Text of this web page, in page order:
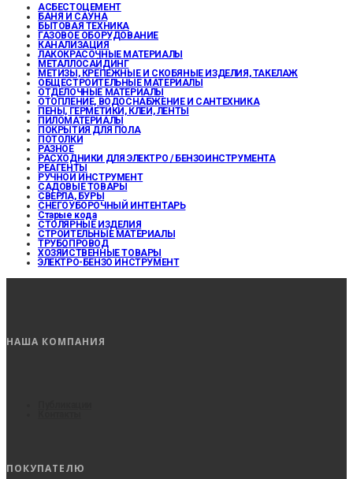
АСБЕСТОЦЕМЕНТ
БАНЯ И САУНА
БЫТОВАЯ ТЕХНИКА
ГАЗОВОЕ ОБОРУДОВАНИЕ
КАНАЛИЗАЦИЯ
ЛАКОКРАСОЧНЫЕ МАТЕРИАЛЫ
МЕТАЛЛОСАЙДИНГ
МЕТИЗЫ, КРЕПЕЖНЫЕ И СКОБЯНЫЕ ИЗДЕЛИЯ, ТАКЕЛАЖ
ОБЩЕСТРОИТЕЛЬНЫЕ МАТЕРИАЛЫ
ОТДЕЛОЧНЫЕ МАТЕРИАЛЫ
ОТОПЛЕНИЕ, ВОДОСНАБЖЕНИЕ И САНТЕХНИКА
ПЕНЫ, ГЕРМЕТИКИ, КЛЕИ, ЛЕНТЫ
ПИЛОМАТЕРИАЛЫ
ПОКРЫТИЯ ДЛЯ ПОЛА
ПОТОЛКИ
РАЗНОЕ
РАСХОДНИКИ ДЛЯ ЭЛЕКТРО / БЕНЗОИНСТРУМЕНТА
РЕАГЕНТЫ
РУЧНОЙ ИНСТРУМЕНТ
САДОВЫЕ ТОВАРЫ
СВЕРЛА, БУРЫ
СНЕГОУБОРОЧНЫЙ ИНТЕНТАРЬ
Старые кода
СТОЛЯРНЫЕ ИЗДЕЛИЯ
СТРОИТЕЛЬНЫЕ МАТЕРИАЛЫ
ТРУБОПРОВОД
ХОЗЯЙСТВЕННЫЕ ТОВАРЫ
ЭЛЕКТРО-БЕНЗО ИНСТРУМЕНТ
НАША КОМПАНИЯ
ПОКУПАТЕЛЮ